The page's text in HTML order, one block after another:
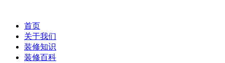
首页
关于我们
装修知识
装修百科